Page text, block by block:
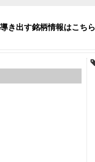
き出す銘柄情報はこちら